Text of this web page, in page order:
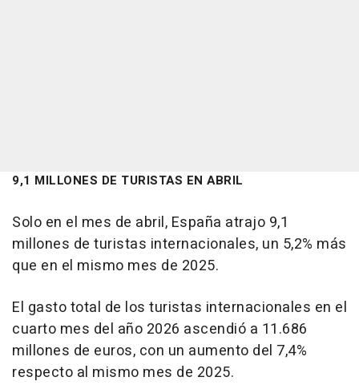
9,1 MILLONES DE TURISTAS EN ABRIL
Solo en el mes de abril, España atrajo 9,1
millones de turistas internacionales, un 5,2% más
que en el mismo mes de 2025.
El gasto total de los turistas internacionales en el
cuarto mes del año 2026 ascendió a 11.686
millones de euros, con un aumento del 7,4%
respecto al mismo mes de 2025.